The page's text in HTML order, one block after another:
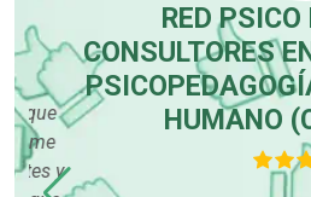
y
RED PSICO
CONSULTORES EN
PSICOPEDAGOGÍA
HUMANO